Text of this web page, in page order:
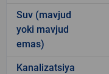
Suv (mavjud
yoki mavjud
emas)
Kanalizatsiya